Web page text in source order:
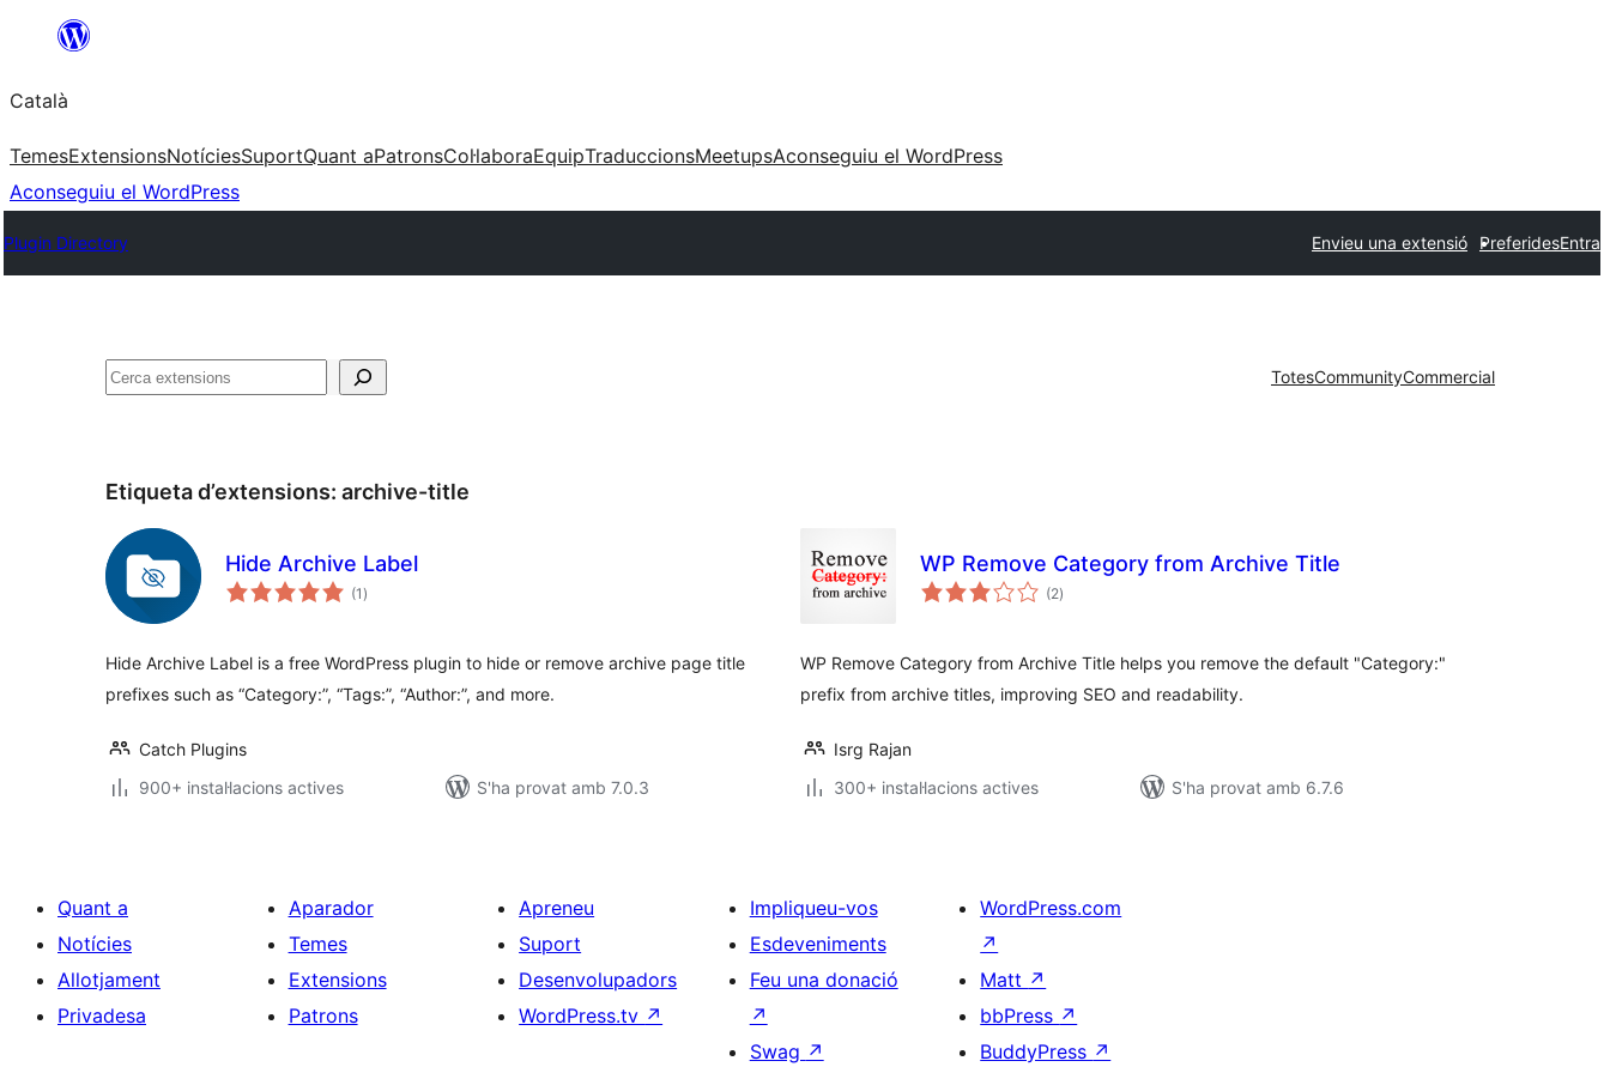
contingut
Català
TemesExtensionsNotíciesSuportQuant aPatronsCol·laboraEquipTraduccionsMeetupsAconseguiu el WordPress
Aconseguiu el WordPress
Plugin Directory Envieu una extensió PreferidesEntra
Cerca TotesCommunityCommercial
Etiqueta d’extensions: archive-title
Hide Archive Label
(1 puntuacions
totals
)
Hide Archive Label is a free WordPress plugin to hide or remove archive page title
prefixes such as “Category:”, “Tags:”, “Author:”, and more.
Catch Plugins
900+ instal·lacions actives
S'ha provat amb 7.0.3
WP Remove Category from Archive Title
(2puntuacions
totals
)
WP Remove Category from Archive Title helps you remove the default "Category:"
prefix from archive titles, improving SEO and readability.
Isrg Rajan
300+ instal·lacions actives
S'ha provat amb 6.7.6
Quant a
Notícies
Allotjament
Privadesa
Aparador
Temes
Extensions
Patrons
Apreneu
Suport
Desenvolupadors
WordPress.tv ↗
Impliqueu-vos
Esdeveniments
Feu una donació
↗
Swag ↗
WordPress.com
↗
Matt ↗
bbPress ↗
BuddyPress ↗